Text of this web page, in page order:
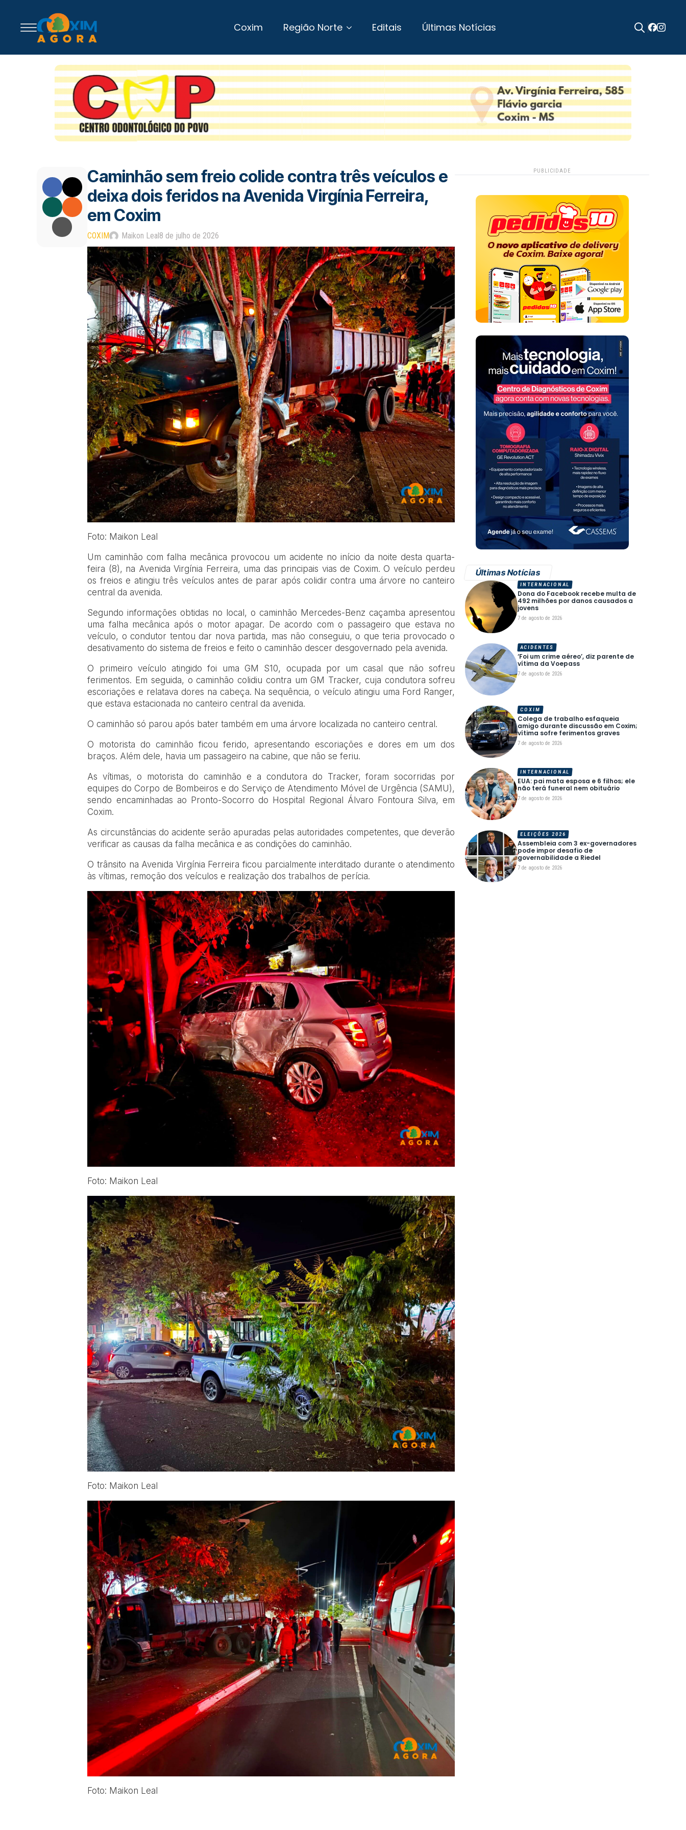
Coxim Região Norte Editais Últimas Notícias
Caminhão sem freio colide contra três veículos e
deixa dois feridos na Avenida Virgínia Ferreira,
em Coxim
COXIM Maikon Leal 8 de julho de 2026
Foto: Maikon Leal
Um caminhão com falha mecânica provocou um acidente no início da noite desta quarta-
feira (8), na Avenida Virgínia Ferreira, uma das principais vias de Coxim. O veículo perdeu
os freios e atingiu três veículos antes de parar após colidir contra uma árvore no canteiro
central da avenida.
Segundo informações obtidas no local, o caminhão Mercedes-Benz caçamba apresentou
uma falha mecânica após o motor apagar. De acordo com o passageiro que estava no
veículo, o condutor tentou dar nova partida, mas não conseguiu, o que teria provocado o
desativamento do sistema de freios e feito o caminhão descer desgovernado pela avenida.
O primeiro veículo atingido foi umaGM S10, ocupada por um casal que não sofreu
ferimentos. Em seguida, o caminhão colidiu contra umGM Tracker, cuja condutora sofreu
escoriações e relatava dores na cabeça. Na sequência, o veículo atingiu uma Ford Ranger,
que estava estacionada no canteiro central da avenida.
O caminhão só parou após bater também em uma árvore localizada no canteiro central.
O motorista do caminhão ficou ferido, apresentando escoriações e dores em um dos
braços. Além dele, havia um passageiro na cabine, que não se feriu.
As vítimas, o motorista do caminhão e a condutora do Tracker, foram socorridas por
equipes doCorpo de Bombeiros e do Serviço de Atendimento Móvel de Urgência (SAMU),
sendo encaminhadas ao Pronto-Socorro do Hospital Regional Álvaro Fontoura Silva, em
Coxim.
As circunstâncias do acidente serão apuradas pelas autoridades competentes, que deverão
verificar as causas da falha mecânica e as condições do caminhão.
O trânsito na Avenida Virgínia Ferreira ficou parcialmente interditado durante o atendimento
às vítimas, remoção dos veículos e realização dos trabalhos de perícia.
Foto: Maikon Leal
Foto: Maikon Leal
Foto: Maikon Leal
PUBLICIDADE
Últimas Notícias
Dona do Facebook recebe multa de
492 milhões por danos causados a
jovens
7 de agosto de 2026
INTERNACIONAL
‘Foi um crime aéreo’, diz parente de
vítima da Voepass
7 de agosto de 2026
ACIDENTES
Colega de trabalho esfaqueia
amigo durante discussão em Coxim;
vítima sofre ferimentos graves
7 de agosto de 2026
COXIM
EUA: pai mata esposa e 6 filhos; ele
não terá funeral nem obituário
7 de agosto de 2026
INTERNACIONAL
Assembleia com 3 ex-governadores
pode impor desafio de
governabilidade a Riedel
7 de agosto de 2026
ELEIÇÕES 2026